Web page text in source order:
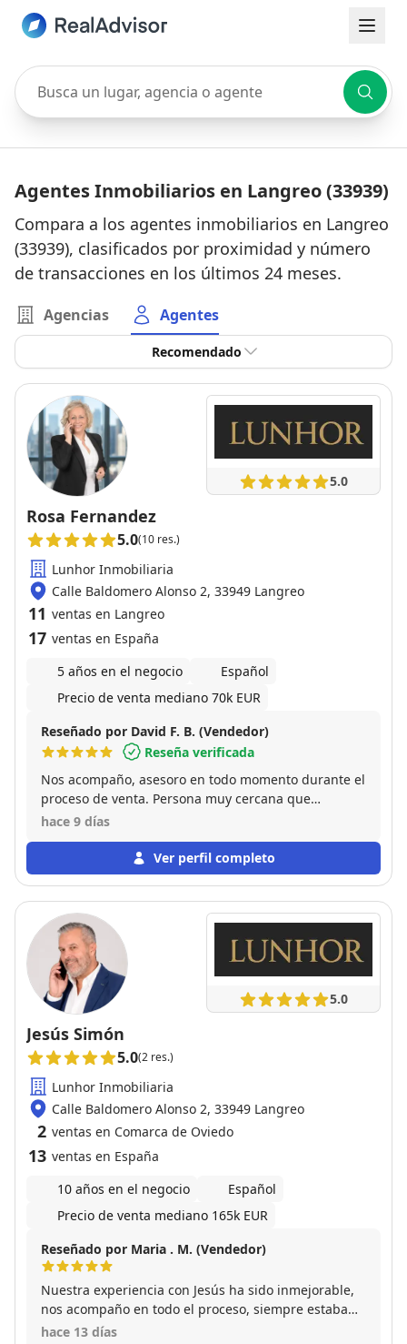
Busca un lugar, agencia o agente
Agentes Inmobiliarios en Langreo (33939)
Compara a los agentes inmobiliarios en Langreo
(33939), clasificados por proximidad y número
de transacciones en los últimos 24 meses.
Agencias Agentes
Recomendado
5.0
Rosa Fernandez
5.0(10 res.)
Lunhor Inmobiliaria
Calle Baldomero Alonso 2, 33949 Langreo
11 ventas en Langreo
17 ventas en España
5 años en el negocio
Español
Precio de venta mediano 70k EUR
Reseñado por David F. B. (Vendedor)
Reseña verificada
Nos acompaño, asesoro en todo momento durante el
proceso de venta. Persona muy cercana que
entiende y se adapta a las necesidades de cada
mes. Para mi, un 10 tanto como profesional como
persona.
hace 9 días
Ver perfil completo
5.0
Jesús Simón
5.0(2 res.)
Lunhor Inmobiliaria
Calle Baldomero Alonso 2, 33949 Langreo
2 ventas en Comarca de Oviedo
13 ventas en España
10 años en el negocio
Español
Precio de venta mediano 165k EUR
Reseñado por Maria . M. (Vendedor)
Nuestra experiencia con Jesús ha sido inmejorable,
nos acompaño en todo el proceso, siempre estaba
disponible para cualquier duda y en la primera visita
hace 13 días